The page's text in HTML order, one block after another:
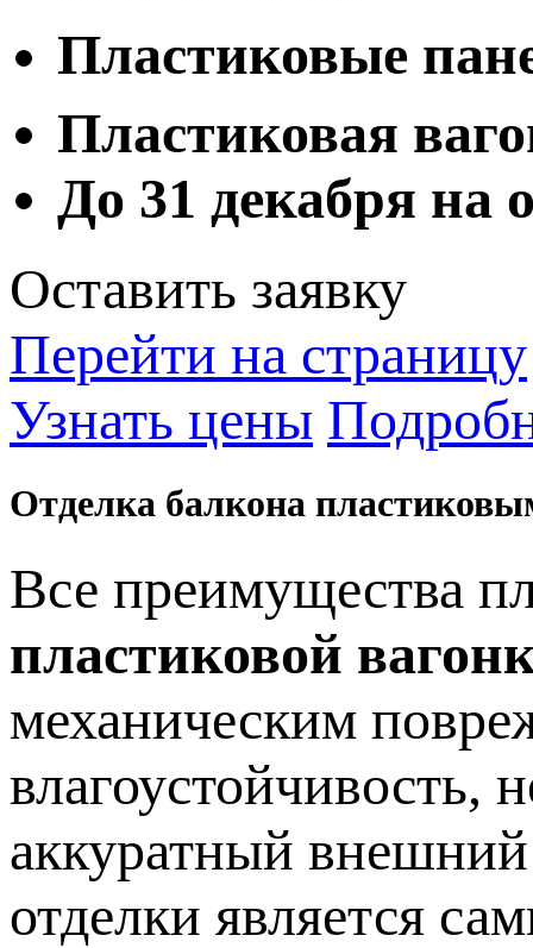
Пластиковые
Пластиковая
До 31 декабря
Оставить заявку
Перейти на страницу
Узнать цены
Отделка балкона
Все преимущества
пластиковой
механическим
влагоустойчивость,
аккуратный
отделки является